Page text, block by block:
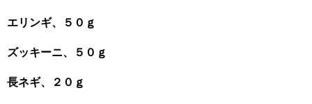
エリンギ、５０ｇ
ズッキーニ、５０ｇ
長ネギ、２０ｇ